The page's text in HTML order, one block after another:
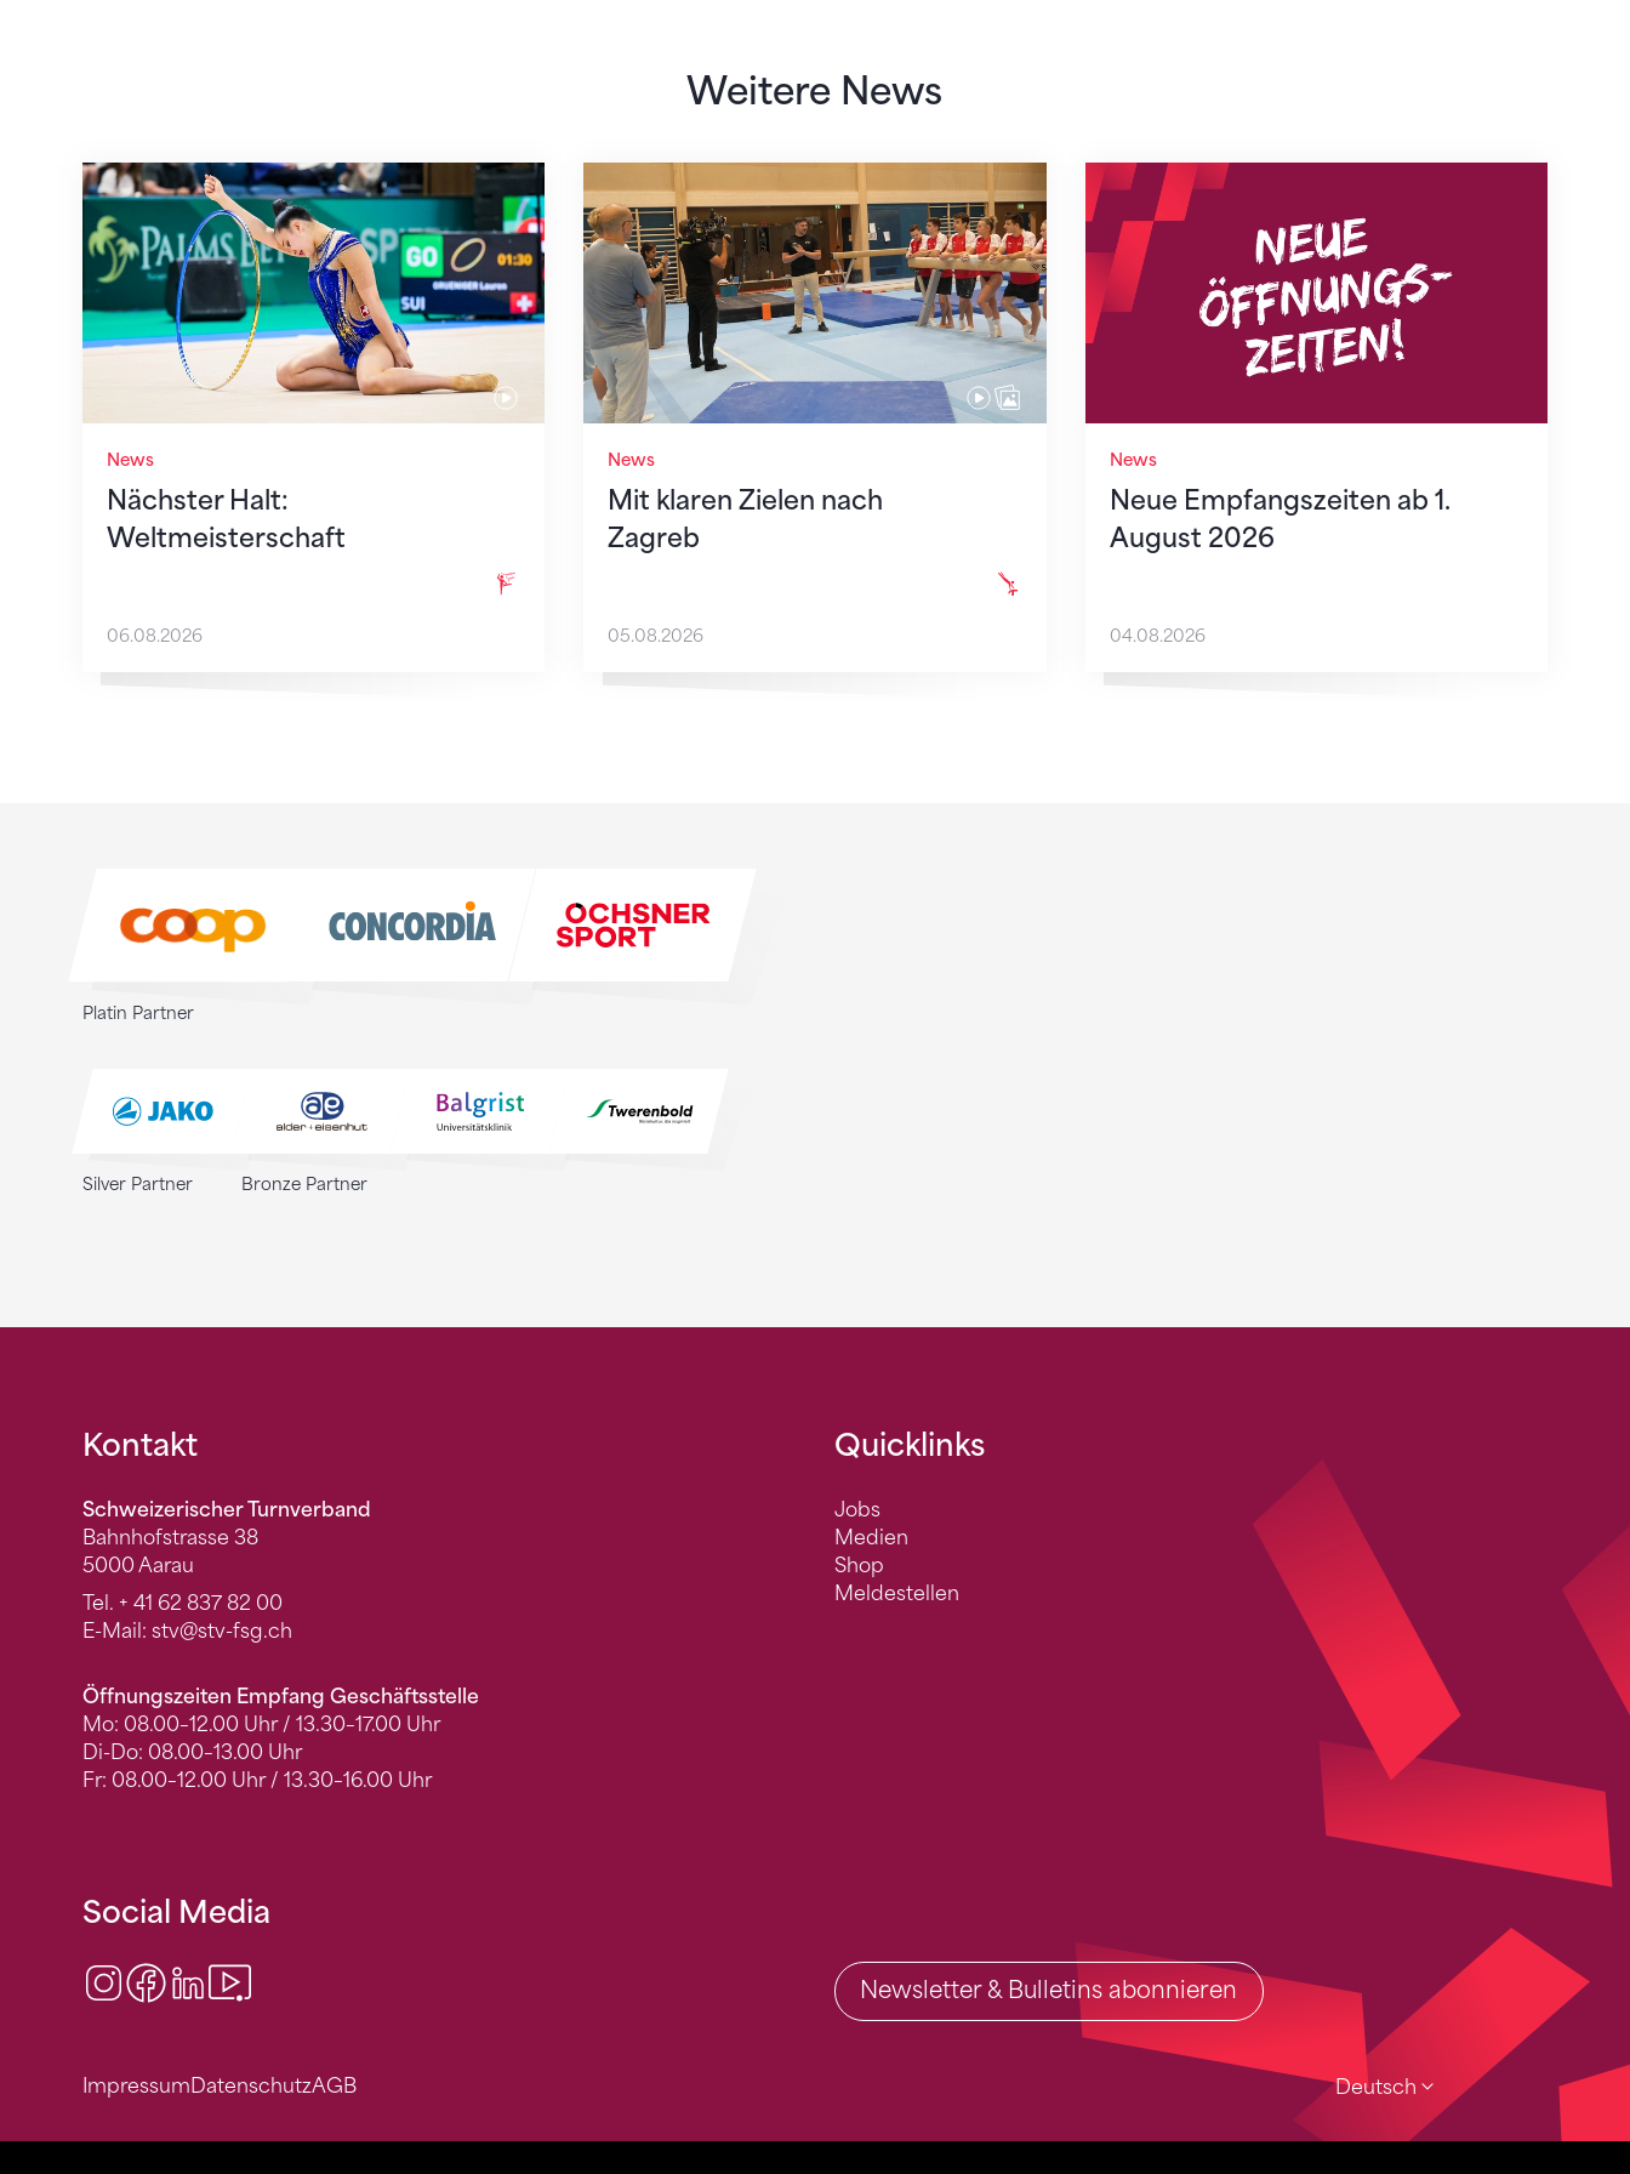
Weitere News
News
Nächster Halt:
Weltmeisterschaft
Nächster Halt: Weltmeisterschaft
06.08.2026
News
Mit klaren Zielen nach
Zagreb
Mit klaren Zielen nach Zagreb
05.08.2026
News
Neue Empfangszeiten ab 1.
August 2026
Neue Empfangszeiten ab 1. August 2026
04.08.2026
Platin Partner
Silver Partner Bronze Partner
Fusszeile
Kontakt
Schweizerischer Turnverband
Bahnhofstrasse 38
5000 Aarau
Tel. + 41 62 837 82 00
E-Mail: stv@stv-fsg.ch
Öffnungszeiten Empfang Geschäftsstelle
Mo: 08.00–12.00 Uhr / 13.30–17.00 Uhr
Di-Do: 08.00–13.00 Uhr
Fr: 08.00–12.00 Uhr / 13.30–16.00 Uhr
Quicklinks
Jobs
Medien
Shop
Meldestellen
Deutsch
Social Media
Instagram
Facebook
LinkedIn Newsletter & Bulletins abonnieren
ImpressumDatenschutzAGB